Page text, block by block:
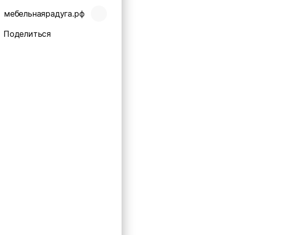
мебельнаярадуга.рф
Поделиться